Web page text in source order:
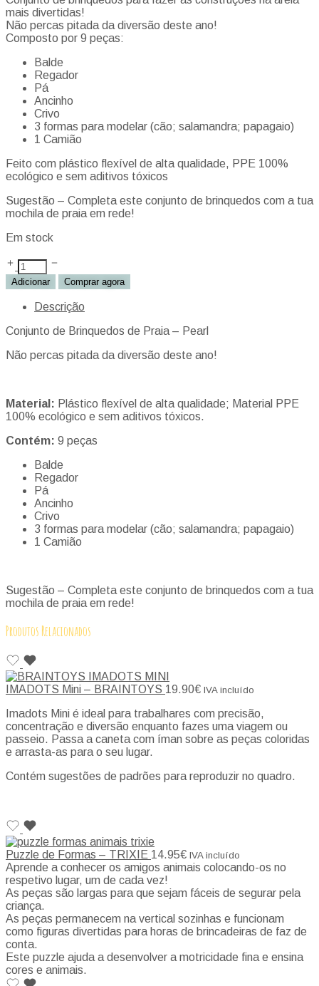
mais divertidas!
Não percas pitada da diversão deste ano!
Composto por 9 peças:
Balde
Regador
Pá
Ancinho
Crivo
3 formas para modelar (cão; salamandra; papagaio)
1 Camião
Feito com plástico flexível de alta qualidade, PPE 100%
ecológico e sem aditivos tóxicos
Sugestão – Completa este conjunto de brinquedos com a tua
mochila de praia em rede!
Em stock
Adicionar Comprar agora
Descrição
Conjunto de Brinquedos de Praia – Pearl
Não percas pitada da diversão deste ano!
Material: Plástico flexível de alta qualidade; Material PPE
100% ecológico e sem aditivos tóxicos.
Contém: 9 peças
Balde
Regador
Pá
Ancinho
Crivo
3 formas para modelar (cão; salamandra; papagaio)
1 Camião
Sugestão – Completa este conjunto de brinquedos com a tua
mochila de praia em rede!
Produtos Relacionados
IMADOTS Mini – BRAINTOYS 19.90€ IVA incluído
Imadots Mini é ideal para trabalhares com precisão,
concentração e diversão enquanto fazes uma viagem ou
passeio. Passa a caneta com íman sobre as peças coloridas
e arrasta-as para o seu lugar.
Contém sugestões de padrões para reproduzir no quadro.
Puzzle de Formas – TRIXIE 14.95€ IVA incluído
Aprende a conhecer os amigos animais colocando-os no
respetivo lugar, um de cada vez!
As peças são largas para que sejam fáceis de segurar pela
criança.
As peças permanecem na vertical sozinhas e funcionam
como figuras divertidas para horas de brincadeiras de faz de
conta.
Este puzzle ajuda a desenvolver a motricidade fina e ensina
cores e animais.